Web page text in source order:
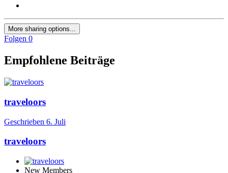
More sharing options...
Folgen 0
Empfohlene Beiträge
traveloors
Geschrieben 6. Juli
traveloors
New Members